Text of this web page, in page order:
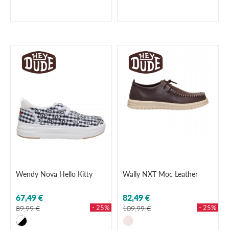
Wendy Nova Hello Kitty
67,49 €
89,99 € - 25%
Wally NXT Moc Leather
82,49 €
109,99 € - 25%